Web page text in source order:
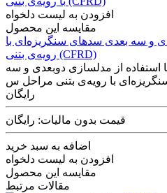
افزودن به لیست دلخواه
مقایسه این محصول
و سه بعدی سدهای سنگریزه‌ای با
رویه‌ی بتنی (CFRD)
از مدلسازی دوبعدی و سه
رایگان
قیمت بدون مالیات: رایگان
اضافه به سبد خرید
افزودن به لیست دلخواه
مقایسه این محصول
مقالات مرتبط